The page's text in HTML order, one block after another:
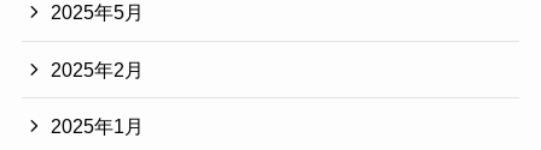
2025年5月
2025年2月
2025年1月